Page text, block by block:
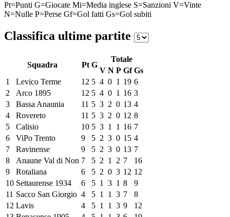
Pt=Punti G=Giocate Mi=Media inglese S=Sanzioni V=Vinte
N=Nulle P=Perse Gf=Gol fatti Gs=Gol subiti
Classifica ultime partite
Squadra Pt G
Totale
V N P Gf Gs
1
Levico Terme 12 5 4 0 1 19 6
2
Arco 1895 12 5 4 0 1 16 3
3
Bassa Anaunia 11 5 3 2 0 13 4
4
Rovereto 11 5 3 2 0 12 8
5
Calisio 10 5 3 1 1 16 7
6
ViPo Trento 9 5 2 3 0 15 4
7
Ravinense 9 5 2 3 0 13 7
8
Anaune Val di Non 7 5 2 1 2 7
16
9
Rotaliana 6 5 2 0 3 12 12
10 Settaurense 1934 6 5 1 3 1 8
9
11 Sacco San Giorgio 4 5 1 1 3 7
8
12 Lavis 4 5 1 1 3 9
12